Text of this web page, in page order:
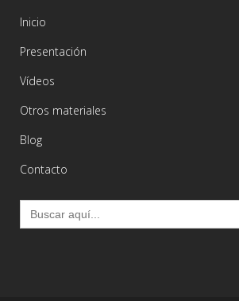
Inicio
Presentación
Vídeos
Otros materiales
Blog
Contacto
Buscar: